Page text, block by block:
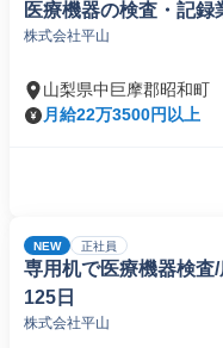
医療機器の検査・記録
株式会社平山
山梨県中巨摩郡昭和町
月給22万3500円以上
NEW 正社員
専用机で医療機器検査
125日
株式会社平山